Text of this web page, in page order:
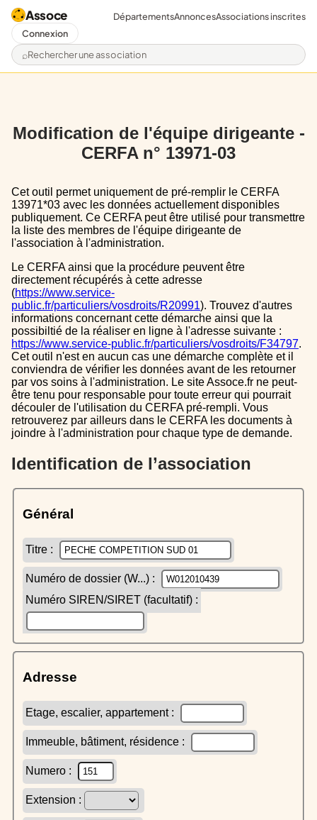
Assoce
Rechercher une association
DépartementsAnnoncesAssociations inscrites
Connexion
Modification de l'équipe dirigeante -
CERFA n° 13971-03
Cet outil permet uniquement de pré-remplir le CERFA
13971*03 avec les données actuellement disponibles
publiquement. Ce CERFA peut être utilisé pour transmettre
la liste des membres de l'équipe dirigeante de
l'association à l'administration.
Le CERFA ainsi que la procédure peuvent être
directement récupérés à cette adresse
(https://www.service-
public.fr/particuliers/vosdroits/R20991). Trouvez d'autres
informations concernant cette démarche ainsi que la
possibiltié de la réaliser en ligne à l'adresse suivante :
https://www.service-public.fr/particuliers/vosdroits/F34797.
Cet outil n'est en aucun cas une démarche complète et il
conviendra de vérifier les données avant de les retourner
par vos soins à l'administration. Le site Assoce.fr ne peut-
être tenu pour responsable pour toute erreur qui pourrait
découler de l'utilisation du CERFA pré-rempli. Vous
retrouverez par ailleurs dans le CERFA les documents à
joindre à l'administration pour chaque type de demande.
Identification de l’association
Général
Titre :
Numéro de dossier (W...) :
Numéro SIREN/SIRET (facultatif) :
Adresse
Etage, escalier, appartement :
Immeuble, bâtiment, résidence :
Numero :
Extension :